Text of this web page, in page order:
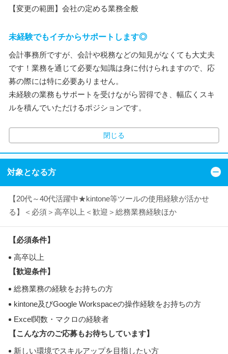
【変更の範囲】会社の定める業務全般
未経験でもイチからサポートします◎
会計事務所ですが、会計や税務などの知見がなくても大丈夫
です！業務を通じて必要な知識は身に付けられますので、応
募の際には特に必要ありません。
未経験の業務もサポートを受けながら習得でき、幅広くスキ
ルを積んでいただけるポジションです。
閉じる
対象となる方
【20代～40代活躍中★kintone等ツールの使用経験が活かせ
る】＜必須＞高卒以上＜歓迎＞総務業務経験ほか
【必須条件】
高卒以上
【歓迎条件】
総務業務の経験をお持ちの方
kintone及びGoogle Workspaceの操作経験をお持ちの方
Excel関数・マクロの経験者
【こんな方のご応募もお待ちしています】
新しい環境でスキルアップを目指したい方